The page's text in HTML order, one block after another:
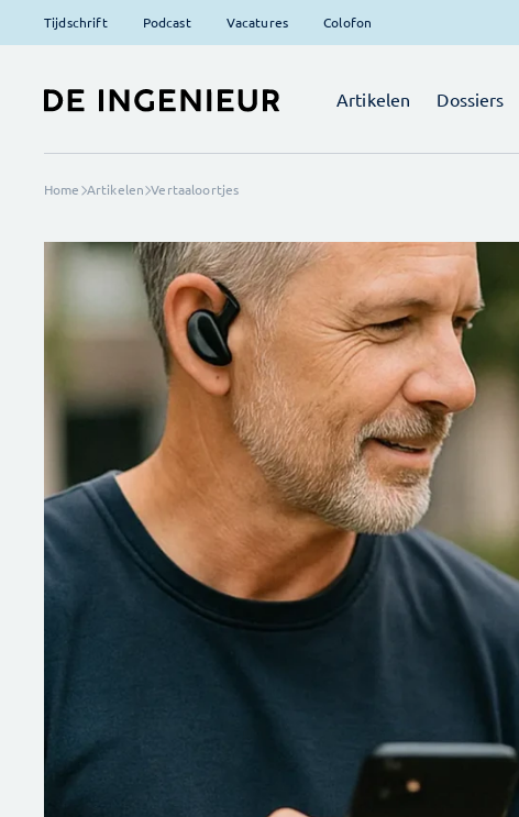
Tijdschrift Podcast Vacatures Colofon
Artikelen Dossiers
Home Artikelen Vertaaloortjes